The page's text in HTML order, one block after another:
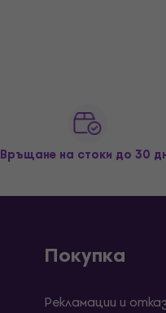
Връщане на стоки до 30
Покупка
Рекламации и